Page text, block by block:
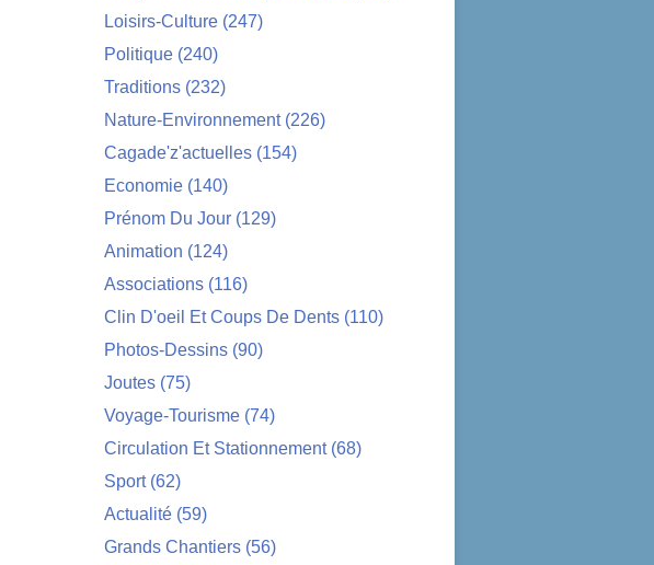
Loisirs-Culture (247)
Politique (240)
Traditions (232)
Nature-Environnement(226)
Cagade'z'actuelles (154)
Economie (140)
Prénom Du Jour (129)
Animation (124)
Associations (116)
Clin D'oeil Et Coups De Dents (110)
Photos-Dessins (90)
Joutes (75)
Voyage-Tourisme (74)
Circulation Et Stationnement(68)
Sport(62)
Actualité (59)
Grands Chantiers (56)